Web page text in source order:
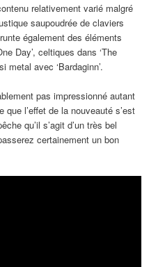
relativement varié malgré
saupoudrée de claviers
également des éléments
Day’, celtiques dans ‘The
metal avec ‘Bardaginn’.
pas impressionné autant
l’effet de la nouveauté s’est
qu’il s’agit d’un très bel
certainement un bon